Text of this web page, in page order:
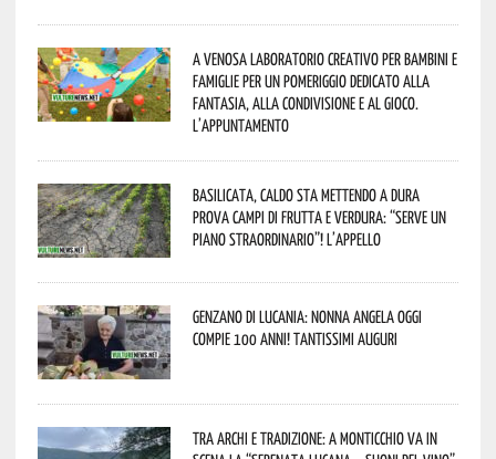
A Venosa laboratorio creativo per bambini e
famiglie per un pomeriggio dedicato alla
fantasia, alla condivisione e al gioco.
L’appuntamento
Basilicata, caldo sta mettendo a dura
prova campi di frutta e verdura: “Serve un
piano straordinario”! L’appello
Genzano di Lucania: nonna Angela oggi
compie 100 anni! Tantissimi auguri
Tra archi e tradizione: a Monticchio va in